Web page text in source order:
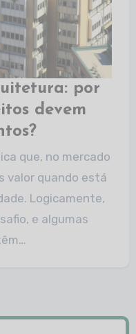
por
devem
valor quando está
Logicamente,
e algumas